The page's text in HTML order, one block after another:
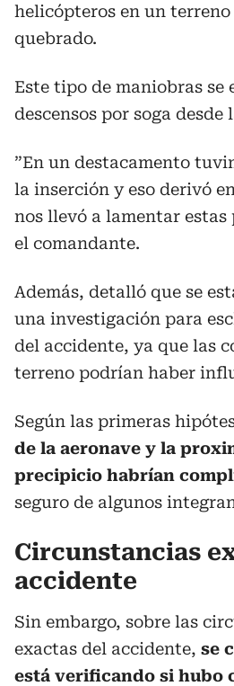
helicópteros en un
quebrado.
Este tipo de maniobras se
descensos por soga desde
”En un destacamento
la inserción y eso derivó
nos llevó a lamentar estas
el comandante.
Además, detalló que se
una investigación para
del accidente, ya que las
terreno podrían haber
Según las primeras
de la aeronave y la
precipicio habrían
seguro de algunos
Circunstancias
accidente
Sin embargo, sobre las
exactas del accidente, se
está verificando si hubo